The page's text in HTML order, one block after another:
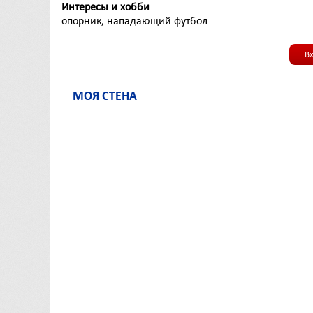
Интересы и хобби
опорник, нападающий футбол
МОЯ СТЕНА